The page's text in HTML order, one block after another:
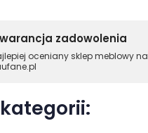
zadowolenia
oceniany sklep meblowy na